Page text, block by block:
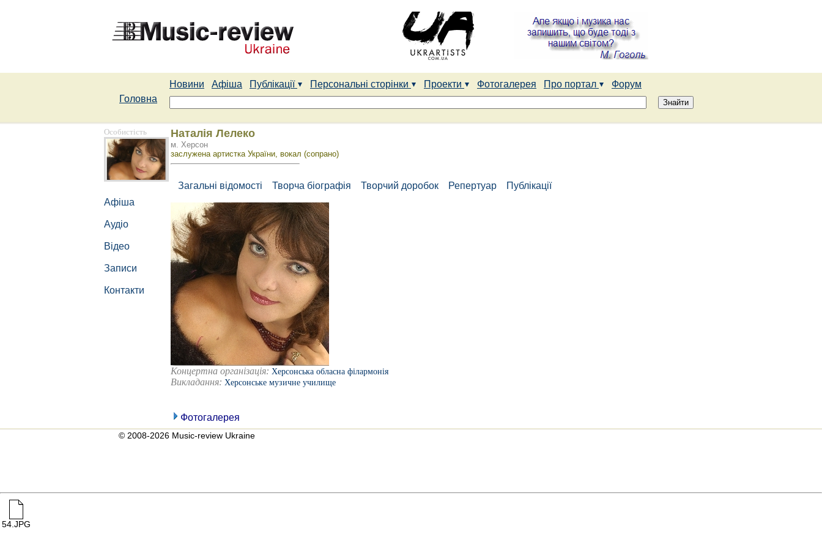
Новини Афіша Публікації Персональні сторінки Проекти Фотогалерея Про портал
Форум
Головна
Особистість
Афіша
Аудіо
Відео
Записи
Контакти
Наталія Лелеко
м. Херсон
заслужена артистка України, вокал (сопрано)
Загальні відомості Творча біографія Творчий доробок Репертуар Публікації
Концертна організація: Херсонська обласна філармонія
Викладання: Херсонське музичне училище
Фотогалерея
© 2008-2026 Music-review Ukraine
54.JPG